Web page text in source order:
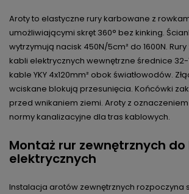
Aroty to elastyczne rury karbowane z
umożliwiającymi skręt 360° bez kinking.
wytrzymują nacisk 450N/5cm² do 1600N.
kabli elektrycznych wewnętrzne średnice
kable YKY 4x120mm² obok światłowodów.
wciskane blokują przesunięcia. Końcówki
przed wnikaniem ziemi. Aroty z oznaczeniem
normy kanalizacyjne dla tras kablowych.
Montaż rur zewnętrznych do
elektrycznych
Instalacja arotów zewnętrznych rozpoczyna